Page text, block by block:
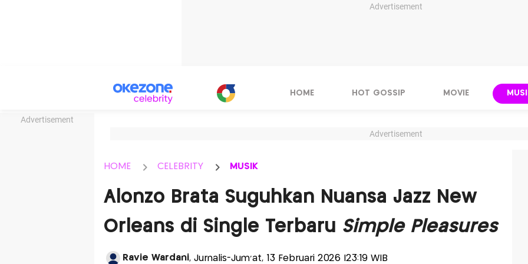
Advertisement
Advertisement
HOME HOT GOSSIP MOVIE
Advertisement
HOME CELEBRITY MUSIK
Alonzo Brata Suguhkan Nuansa Jazz New
Orleans di Single Terbaru Simple Pleasures
Ravie Wardani, Jurnalis-Jum'at, 13 Februari 2026 |23:19 WIB